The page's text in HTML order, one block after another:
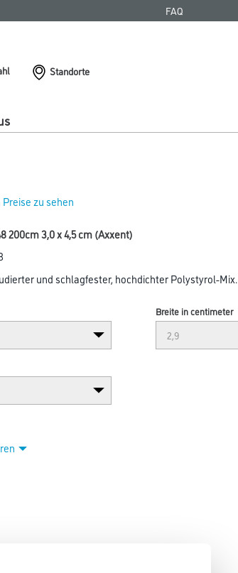
FAQ
Standorte
zu sehen
200cm 3,0 x 4,5 cm (Axxent)
und schlagfester, hochdichter Polystyrol-Mix.
Breite in centimeter